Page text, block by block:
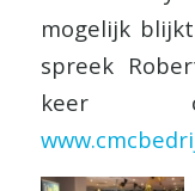
mogelijk
spreek
keer